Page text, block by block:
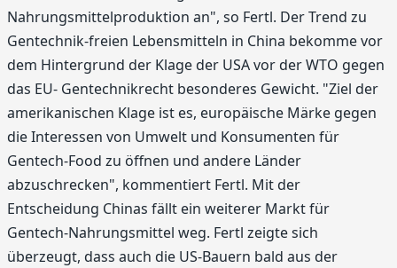
Nahrungsmittelproduktion an", so Fertl. Der Trend zu
Gentechnik-freien Lebensmitteln in China bekomme vor
dem Hintergrund der Klage der USA vor der WTO gegen
das EU- Gentechnikrecht besonderes Gewicht. "Ziel der
amerikanischen Klage ist es, europäische Märke gegen
die Interessen von Umwelt und Konsumenten für
Gentech-Food zu öffnen und andere Länder
abzuschrecken", kommentiert Fertl. Mit der
Entscheidung Chinas fällt ein weiterer Markt für
Gentech-Nahrungsmittel weg. Fertl zeigte sich
überzeugt, dass auch die US-Bauern bald aus der